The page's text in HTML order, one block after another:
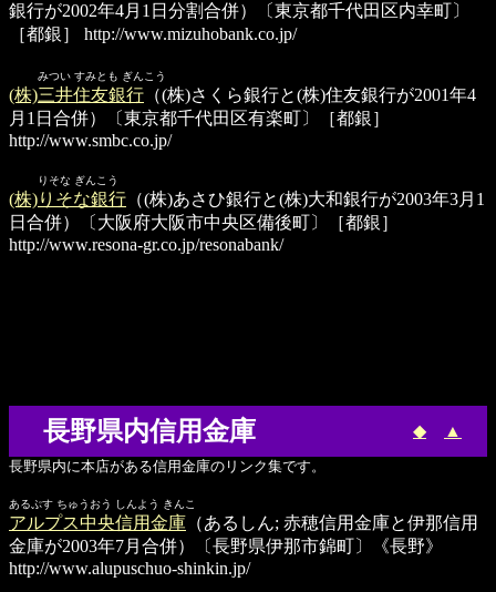
銀行が2002年4月1日分割合併）〔東京都千代田区内幸町〕
［都銀］
http://www.mizuhobank.co.jp/
みつい すみとも ぎんこう
(株)三井住友銀行 （(株)さくら銀行と(株)住友銀行が2001年4
月1日合併）〔東京都千代田区有楽町〕［都銀］
http://www.smbc.co.jp/
りそな ぎんこう
(株)りそな銀行 （(株)あさひ銀行と(株)大和銀行が2003年3月1
日合併）〔大阪府大阪市中央区備後町〕［都銀］
http://www.resona-gr.co.jp/resonabank/
長野県内信用金庫 ◆ ▲
長野県内に本店がある信用金庫のリンク集です。
あるぷす ちゅうおう しんよう きんこ
アルプス中央信用金庫 （あるしん; 赤穂信用金庫と伊那信用
金庫が2003年7月合併）〔長野県伊那市錦町〕《長野》
http://www.alupuschuo-shinkin.jp/